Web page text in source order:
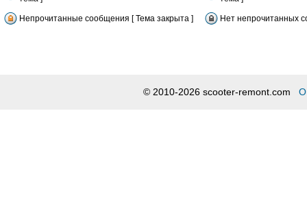
Непрочитанные сообщения [ Тема закрыта ] Нет непрочитанных
© 2010-2026 scooter-remont.com О